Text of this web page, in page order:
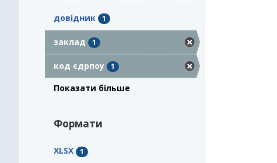
довідник 1
заклад 1
код єдрпоу 1
Показати більше
Формати
XLSX 1